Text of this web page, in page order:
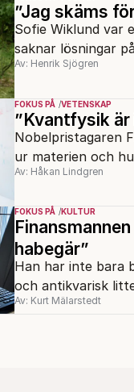
”Jag skäms
Sofie Wiklund var
saknar lösningar
Av: Henrik Sjögren
FOKUS PÅ VETENSKAP
”Kvantfysik
Nobelpristagaren
ur materien och
Av: Håkan Lindgren
FOKUS PÅ KULTUR
habegär”
Han har inte bara
och antikvarisk
Av: Kurt Mälarstedt